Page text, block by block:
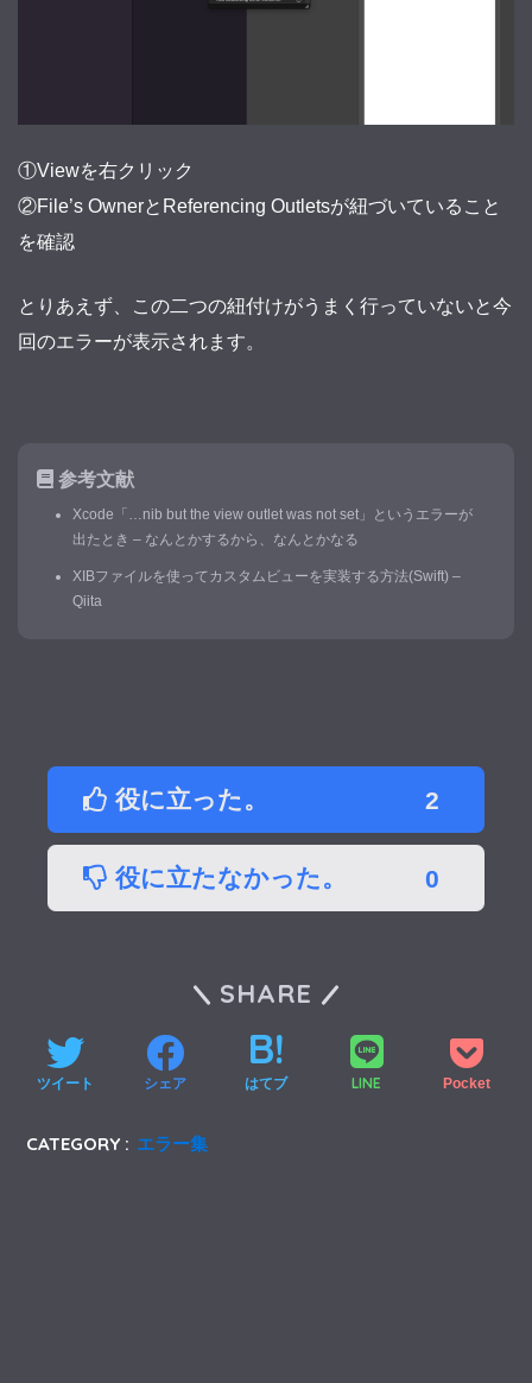
①Viewを右クリック
②File’s OwnerとReferencing Outletsが紐づいていること
を確認
とりあえず、この二つの紐付けがうまく行っていないと今
回のエラーが表示されます。
参考文献
Xcode「…nib but the view outlet was not set」というエラーが
出たとき – なんとかするから、なんとかなる
XIBファイルを使ってカスタムビューを実装する方法(Swift) –
Qiita
役に立った。 2
役に立たなかった。 0
SHARE
ツイート シェア はてブ LINE Pocket
CATEGORY : エラー集